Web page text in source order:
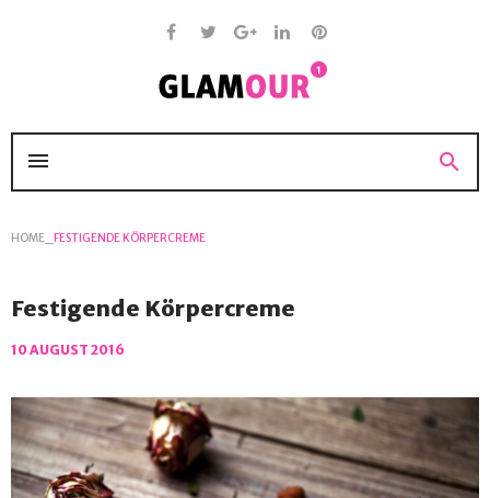
+
LinkedinPinterest
search
menu
HOME FESTIGENDE KÖRPERCREME
Festigende Körpercreme
10 AUGUST 2016